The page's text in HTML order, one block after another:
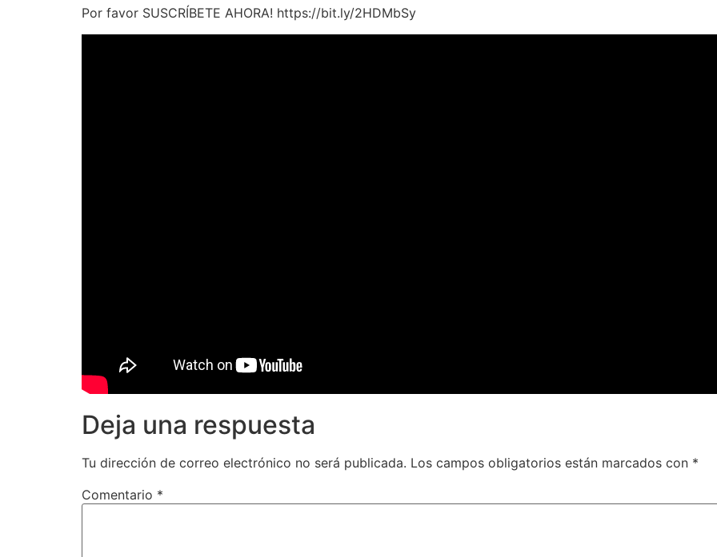
Por favor SUSCRÍBETE AHORA! https://bit.ly/2HDMbSy
Deja una respuesta
Tu dirección de correo electrónico no será publicada. Los campos obligatorios están marcados con *
Comentario *